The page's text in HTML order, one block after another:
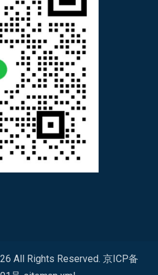
All Rights Reserved. 京ICP备